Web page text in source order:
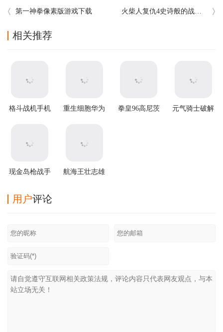
第一神拳像素版游戏下载 火柴人复仇4史诗般的战争游戏
相关推荐
格斗战机手机
重生细胞华为
拳皇96高尼茨
元气骑士破解
现金岛枪战手
航海王壮志雄
用户评论